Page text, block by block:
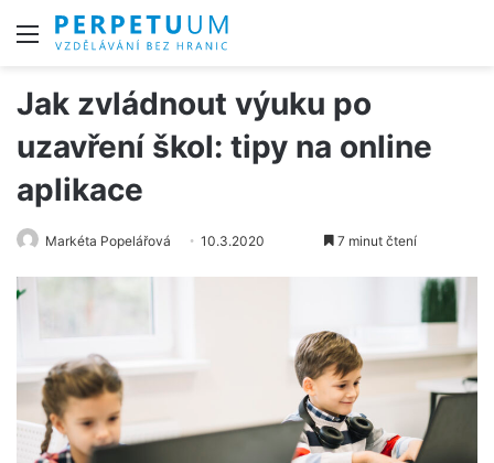
Menu
Jak zvládnout výuku po
uzavření škol: tipy na online
aplikace
Markéta Popelářová 10.3.2020 7 minut čtení